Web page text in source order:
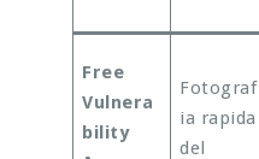
Free
Vulnera
bility
Fotograf
ia rapida
del